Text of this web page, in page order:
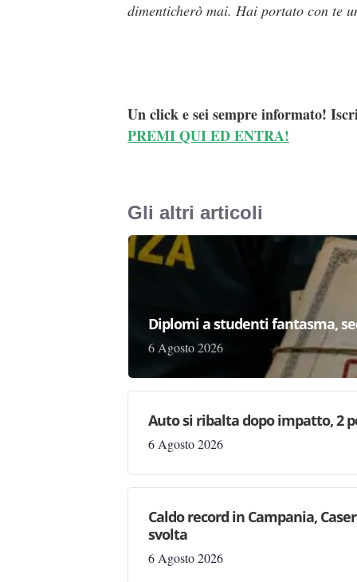
dimenticherò mai. Hai portato con te
Un click e sei sempre informato!
PREMI QUI ED ENTRA!
Gli altri articoli
Diplomi a studenti fantasma,
6 Agosto 2026
Auto si ribalta dopo impatto, 2
6 Agosto 2026
Caldo record in Campania,
svolta
6 Agosto 2026